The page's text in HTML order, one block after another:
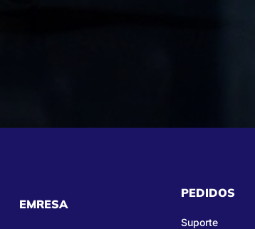
EMRESA
PEDIDOS
Suporte